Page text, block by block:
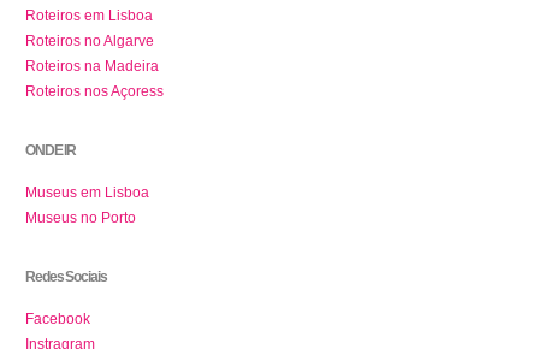
Roteiros em Lisboa
Roteiros no Algarve
Roteiros na Madeira
Roteiros nos Açoress
ONDE IR
Museus em Lisboa
Museus no Porto
Redes Sociais
Facebook
Instragram